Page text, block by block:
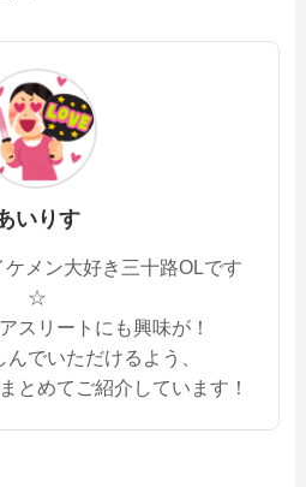
いりす
メン大好き三十路OLです
☆
スリートにも興味が！
でいただけるよう、
とめてご紹介しています！